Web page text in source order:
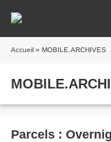
Accueil » MOBILE.ARCHIVES
Parcels :